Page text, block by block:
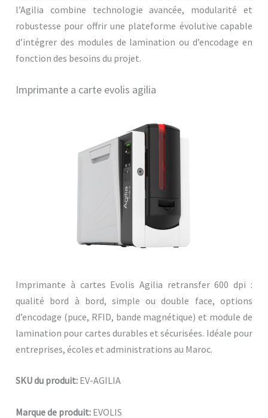
l’Agilia combine technologie avancée, modularité et
robustesse pour offrir une plateforme évolutive capable
d’intégrer des modules de lamination ou d’encodage en
fonction des besoins du projet.
Imprimante a carte evolis agilia
Imprimante à cartes Evolis Agilia retransfer 600 dpi :
qualité bord à bord, simple ou double face, options
d’encodage (puce, RFID, bande magnétique) et module de
lamination pour cartes durables et sécurisées. Idéale pour
entreprises, écoles et administrations au Maroc.
SKU du produit: EV-AGILIA
Marque de produit: EVOLIS